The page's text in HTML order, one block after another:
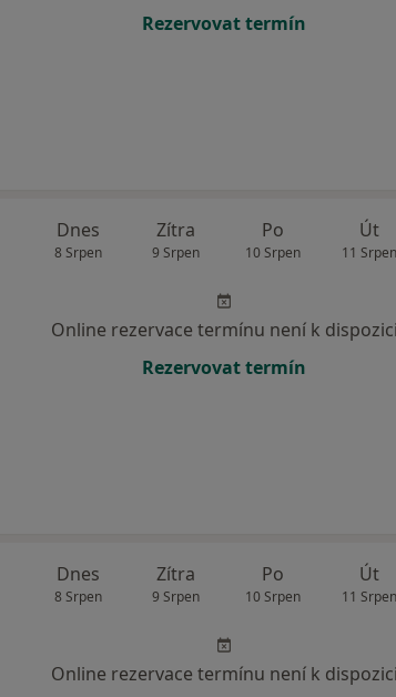
Rezervovat termín
Dnes
8 Srpen
Zítra
9 Srpen
Po
10 Srpen
Út
11 Srpen
Online rezervace termínu není k dispozici
Rezervovat termín
Dnes
8 Srpen
Zítra
9 Srpen
Po
10 Srpen
Út
11 Srpen
Online rezervace termínu není k dispozici